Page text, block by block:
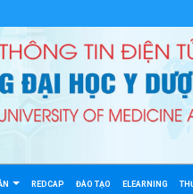
REDCAP ĐÀO TẠO ELEARNING